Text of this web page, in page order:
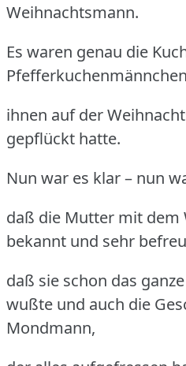
Weihnachtsmann.
Es waren genau die
Pfefferkuchenmännchen
ihnen auf der
gepflückt hatte.
Nun war es klar – nun
daß die Mutter mit dem
bekannt und sehr
daß sie schon das
wußte und auch die
Mondmann,